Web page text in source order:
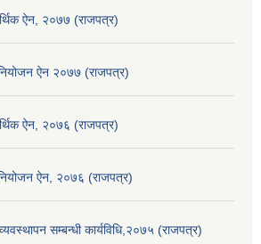
ऐन, २०७७ (राजपत्र)
ऐन २०७७ (राजपत्र)
ऐन, २०७६ (राजपत्र)
ऐन, २०७६ (राजपत्र)
सम्बन्धी कार्यविधि,२०७५ (राजपत्र)